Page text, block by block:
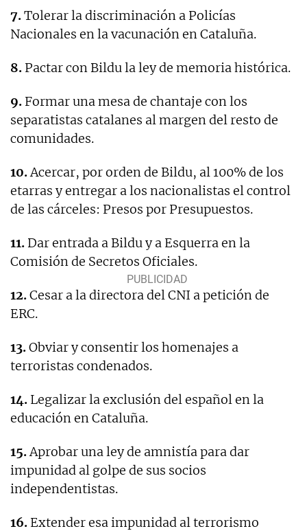
7.Tolerar la discriminación a Policías
Nacionales en la vacunación en Cataluña.
8. Pactar con Bildu la ley de memoria histórica.
9.Formar una mesa de chantaje con los
separatistas catalanes al margen del resto de
comunidades.
10.Acercar, por orden de Bildu, al 100% de los
etarras y entregar a los nacionalistas el control
de las cárceles: Presos por Presupuestos.
11. Dar entrada a Bildu y a Esquerra en la
Comisión de Secretos Oficiales.
12.Cesar a la directora del CNI a petición de
ERC.
13.Obviar y consentir los homenajes a
terroristas condenados.
14. Legalizar la exclusión del español en la
educación en Cataluña.
15.Aprobar una ley de amnistía para dar
impunidad al golpe de sus socios
independentistas.
16. Extender esa impunidad al terrorismo